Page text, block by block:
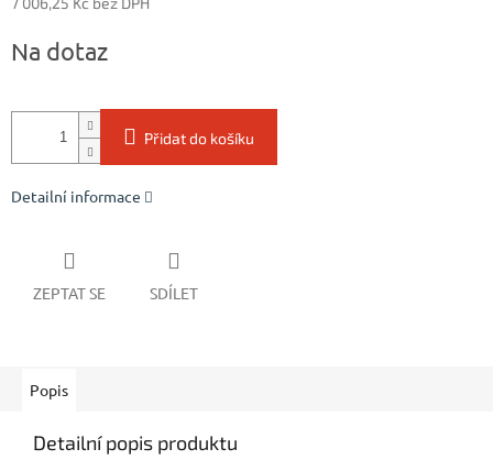
cena:
Na dotaz
Přidat do košíku
Detailní informace
ZEPTAT SE SDÍLET
Popis
Detailní popis produktu